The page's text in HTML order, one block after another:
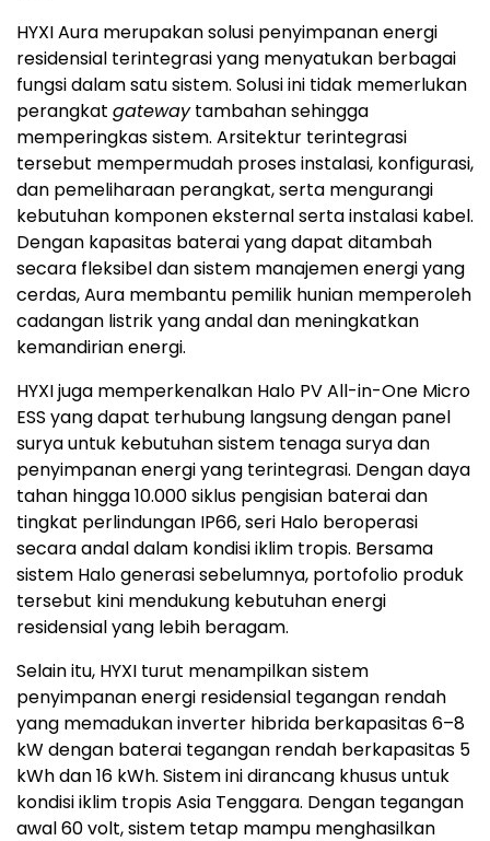
HYXI Aura merupakan solusi penyimpanan energi
residensial terintegrasi yang menyatukan berbagai
fungsi dalam satu sistem. Solusi ini tidak memerlukan
perangkat gatewaytambahan sehingga
memperingkas sistem. Arsitektur terintegrasi
tersebut mempermudah proses instalasi, konfigurasi,
dan pemeliharaan perangkat, serta mengurangi
kebutuhan komponen eksternal serta instalasi kabel.
Dengan kapasitas baterai yang dapat ditambah
secara fleksibel dan sistem manajemen energi yang
cerdas, Aura membantu pemilik hunian memperoleh
cadangan listrik yang andal dan meningkatkan
kemandirian energi.
HYXI juga memperkenalkan Halo PV All-in-One Micro
ESS yang dapat terhubung langsung dengan panel
surya untuk kebutuhan sistem tenaga surya dan
penyimpanan energi yang terintegrasi. Dengan daya
tahan hingga 10.000 siklus pengisian baterai dan
tingkat perlindungan IP66, seri Halo beroperasi
secara andal dalam kondisi iklim tropis. Bersama
sistem Halo generasi sebelumnya, portofolio produk
tersebut kini mendukung kebutuhan energi
residensial yang lebih beragam.
Selain itu, HYXI turut menampilkan sistem
penyimpanan energi residensial tegangan rendah
yang memadukan inverter hibrida berkapasitas 6–8
kW dengan baterai tegangan rendah berkapasitas 5
kWh dan 16 kWh. Sistem ini dirancang khusus untuk
kondisi iklim tropis Asia Tenggara. Dengan tegangan
awal 60 volt, sistem tetap mampu menghasilkan